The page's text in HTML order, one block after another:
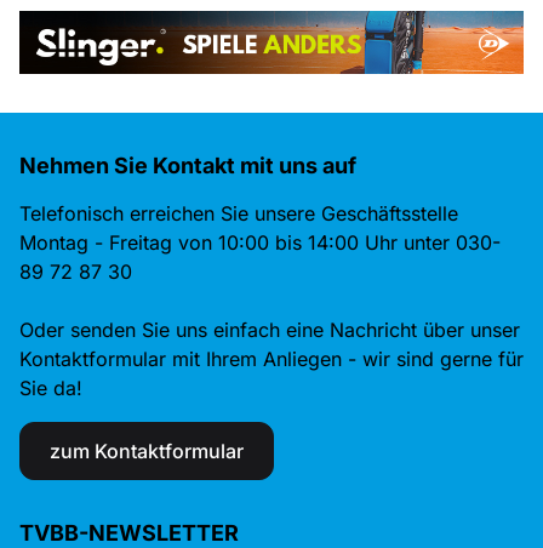
Nehmen Sie Kontakt mit uns auf
Telefonisch erreichen Sie unsere Geschäftsstelle
Montag - Freitag von 10:00 bis 14:00 Uhr unter 030-
89 72 87 30
Oder senden Sie uns einfach eine Nachricht über unser
Kontaktformular mit Ihrem Anliegen - wir sind gerne für
Sie da!
zum Kontaktformular
TVBB-NEWSLETTER